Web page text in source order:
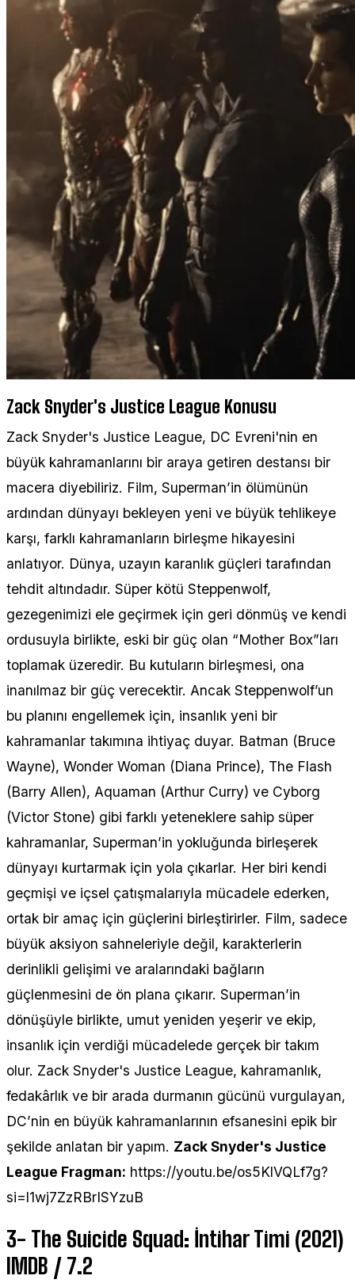
Zack Snyder's Justice League Konusu
Zack Snyder's Justice League, DC Evreni'nin en
büyük kahramanlarını bir araya getiren destansı bir
macera diyebiliriz. Film, Superman’in ölümünün
ardından dünyayı bekleyen yeni ve büyük tehlikeye
karşı, farklı kahramanların birleşme hikayesini
anlatıyor. Dünya, uzayın karanlık güçleri tarafından
tehdit altındadır. Süper kötü Steppenwolf,
gezegenimizi ele geçirmek için geri dönmüş ve kendi
ordusuyla birlikte, eski bir güç olan “Mother Box”ları
toplamak üzeredir. Bu kutuların birleşmesi, ona
inanılmaz bir güç verecektir. Ancak Steppenwolf’un
bu planını engellemek için, insanlık yeni bir
kahramanlar takımına ihtiyaç duyar. Batman (Bruce
Wayne), Wonder Woman (Diana Prince), The Flash
(Barry Allen), Aquaman (Arthur Curry) ve Cyborg
(Victor Stone) gibi farklı yeteneklere sahip süper
kahramanlar, Superman’in yokluğunda birleşerek
dünyayı kurtarmak için yola çıkarlar. Her biri kendi
geçmişi ve içsel çatışmalarıyla mücadele ederken,
ortak bir amaç için güçlerini birleştirirler. Film, sadece
büyük aksiyon sahneleriyle değil, karakterlerin
derinlikli gelişimi ve aralarındaki bağların
güçlenmesini de ön plana çıkarır. Superman’in
dönüşüyle birlikte, umut yeniden yeşerir ve ekip,
insanlık için verdiği mücadelede gerçek bir takım
olur. Zack Snyder's Justice League, kahramanlık,
fedakârlık ve bir arada durmanın gücünü vurgulayan,
DC’nin en büyük kahramanlarının efsanesini epik bir
şekilde anlatan bir yapım. Zack Snyder's Justice
League Fragman: https://youtu.be/os5KlVQLf7g?
si=l1wj7ZzRBrISYzuB
3- The Suicide Squad: İntihar Timi (2021)
IMDB / 7.2